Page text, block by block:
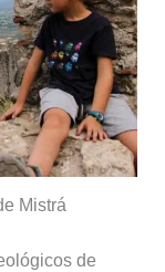
Mistrá
de